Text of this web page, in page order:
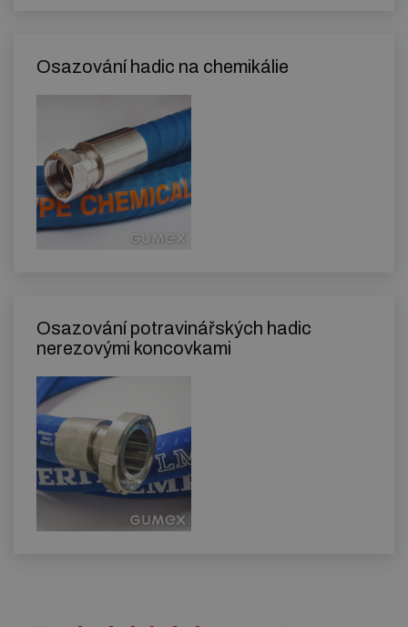
Osazování hadic na chemikálie
Osazování potravinářských hadic
nerezovými koncovkami